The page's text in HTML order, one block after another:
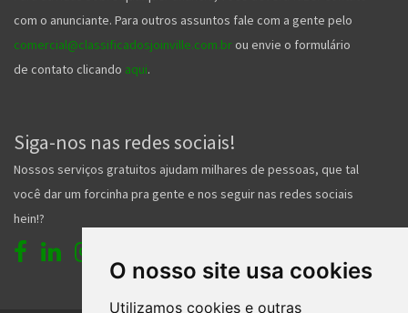
O nosso site usa cookies
Utilizamos cookies e outras
com o anunciante. Para outros assuntos fale com a gente pelo
comercial@classificadosjoinville.com.br ou envie o formulário
de contato clicando aqui.
Siga-nos nas redes sociais!
Nossos serviços gratuitos ajudam milhares de pessoas, que tal
você dar um forcinha pra gente e nos seguir nas redes sociais
hein!?